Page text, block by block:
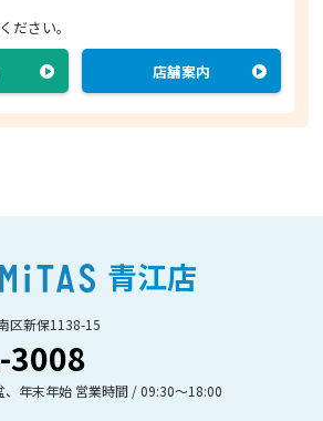
ださい。
店舗案内
青江店
区新保1138-15
3008
年末年始 営業時間 / 09:30〜18:00